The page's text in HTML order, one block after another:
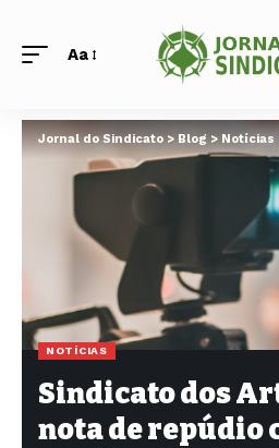
Aa
Jornal do Sindicato > Blog > Notícias
NOTÍCIAS
Sindicato dos
nota de repúdio